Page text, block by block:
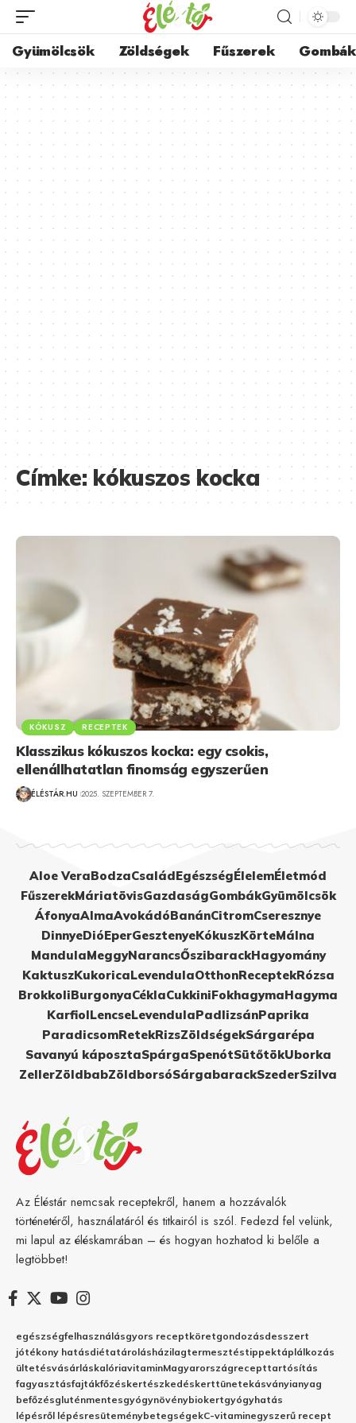
Gyümölcsök Zöldségek Fűszerek Gombák
Címke:kókuszos kocka
KÓKUSZ RECEPTEK
Klasszikus kókuszos kocka: egy csokis,
ellenállhatatlan finomság egyszerűen
ÉLÉSTÁR.HU 2025. SZEPTEMBER 7.
Aloe VeraBodzaCsaládEgészségÉlelemÉletmód
FűszerekMáriatövisGazdaságGombákGyümölcsök
ÁfonyaAlmaAvokádóBanánCitromCseresznye
DinnyeDióEperGesztenyeKókuszKörteMálna
MandulaMeggyNarancsŐszibarackHagyomány
KaktuszKukoricaLevendulaOtthonReceptekRózsa
BrokkoliBurgonyaCéklaCukkiniFokhagymaHagyma
KarfiolLencseLevendulaPadlizsánPaprika
ParadicsomRetekRizsZöldségekSárgarépa
Savanyú káposztaSpárgaSpenótSütőtökUborka
ZellerZöldbabZöldborsóSárgabarackSzederSzilva
Az Éléstár nemcsak receptekről, hanem a hozzávalók
történetéről, használatáról és titkairól is szól. Fedezd fel velünk,
mi lapul az éléskamrában – és hogyan hozhatod ki belőle a
legtöbbet!
egészségfelhasználásgyors receptköretgondozásdesszert
jótékony hatásdiétatárolásházilagtermesztéstippektáplálkozás
ültetésvásárláskalóriavitaminMagyarországrecepttartósítás
fagyasztásfajtákfőzéskertészkedéskerttünetekásványianyag
befőzésgluténmentesgyógynövénybiokertgyógyhatás
lépésről lépésresüteménybetegségekC-vitaminegyszerű recept